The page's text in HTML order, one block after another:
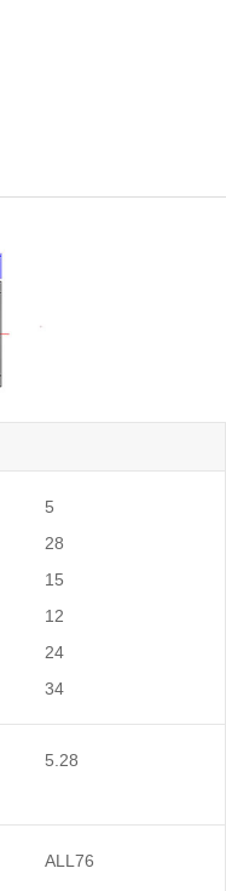
5
28
15
12
24
34
5.28
ALL76